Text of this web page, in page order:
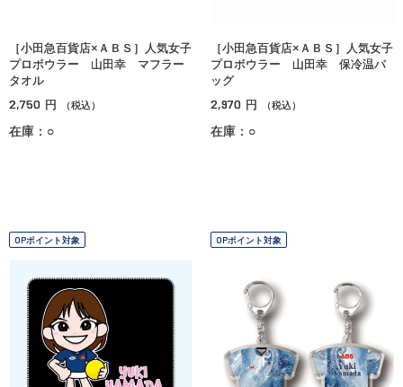
［小田急百貨店×ＡＢＳ］人気女子
プロボウラー 山田幸 マフラー
タオル
2,750 円 （税込）
在庫：○
［小田急百貨店×ＡＢＳ］人気女子
プロボウラー 山田幸 保冷温バ
ッグ
2,970 円 （税込）
在庫：○
OPポイント対象 OPポイント対象